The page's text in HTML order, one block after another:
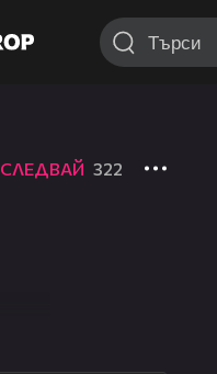
СЛЕДВАЙ 322